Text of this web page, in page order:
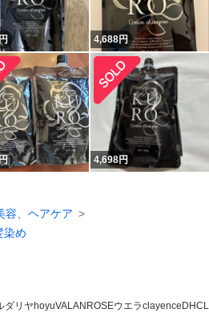
円 4,688円
円 4,698円
容、ヘアケア
染め
ダリヤ hoyuVALANROSEウエラclayence DHC